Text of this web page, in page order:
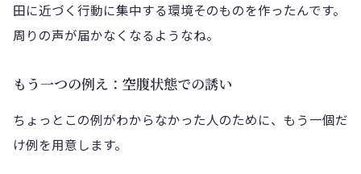
田に近づく行動に集中する環境そのものを作ったんです。
周りの声が届かなくなるようなね。
もう一つの例え：空腹状態での誘い
ちょっとこの例がわからなかった人のために、もう一個だ
け例を用意します。